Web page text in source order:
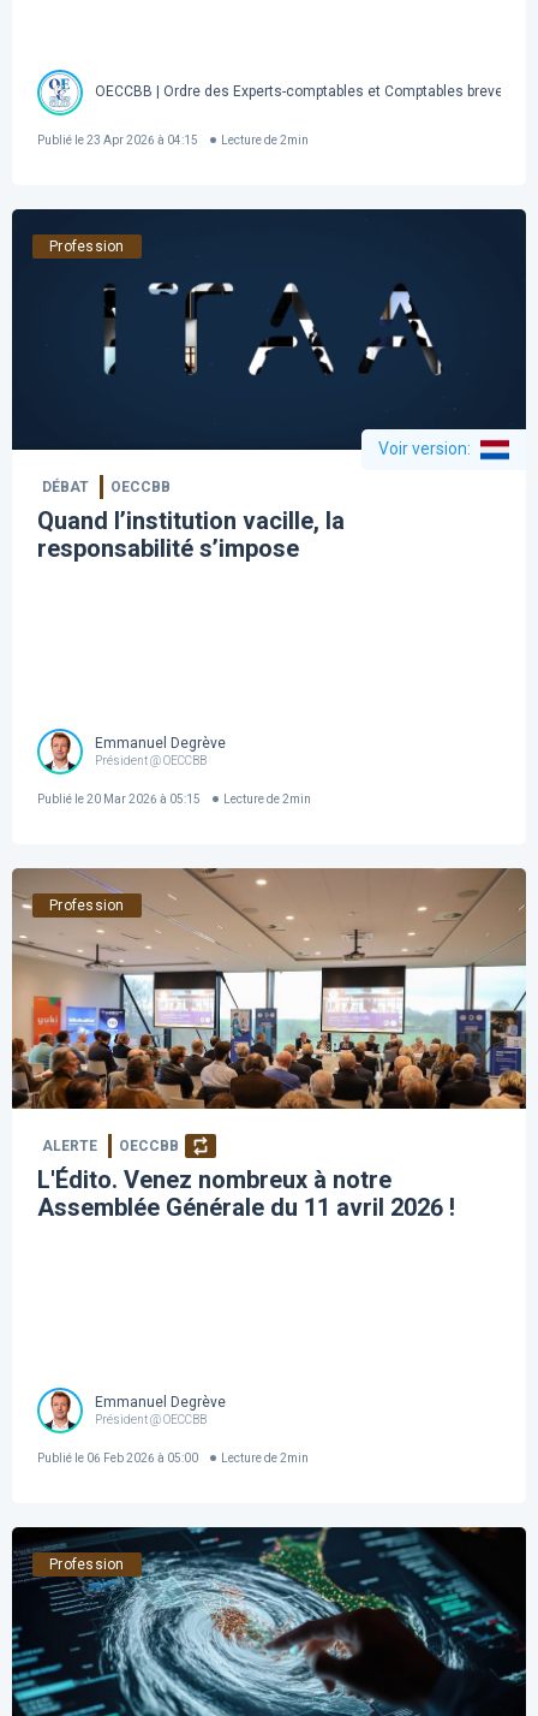
OECCBB | Ordre des Experts-comptables et Comptables brevetés
Publié le23 Apr 2026 à 04:15 Lecture de 2min
Profession
Voir version:
DÉBAT OECCBB
Quand l’institution vacille, la
responsabilité s’impose
Emmanuel Degrève
Président @ OECCBB
Publié le20 Mar 2026 à 05:15 Lecture de 2min
Profession
ALERTE OECCBB
L'Édito. Venez nombreux à notre
Assemblée Générale du 11 avril 2026 !
Emmanuel Degrève
Président @ OECCBB
Publié le 06 Feb 2026 à 05:00 Lecture de 2min
Profession